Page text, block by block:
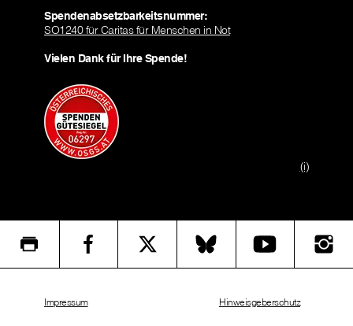
Spendenabsetzbarkeitsnummer:
SO1240 für Caritas für Menschen in Not
Vielen Dank für Ihre Spende!
(i)
Impressum Hinweisgeberschutz